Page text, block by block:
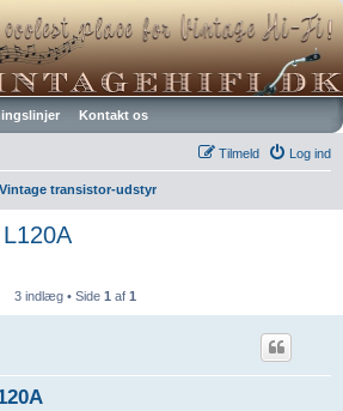
Kontakt os
Log ind
Tilmeld
Vintage transistor-udstyr
3 indlæg • Side 1 af 1